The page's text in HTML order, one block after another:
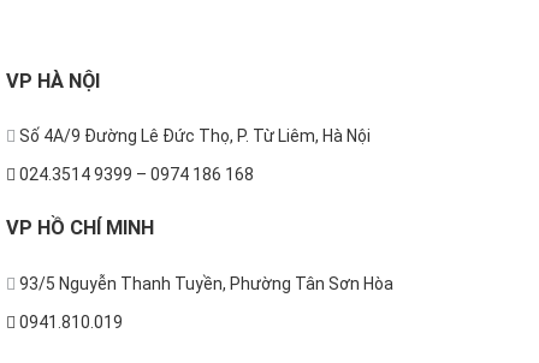
VP HÀ NỘI
Số 4A/9 Đường Lê Đức Thọ, P. Từ Liêm, Hà Nội
024.3514 9399 – 0974 186 168
VP HỒ CHÍ MINH
93/5 Nguyễn Thanh Tuyền, Phường Tân Sơn Hòa
0941.810.019